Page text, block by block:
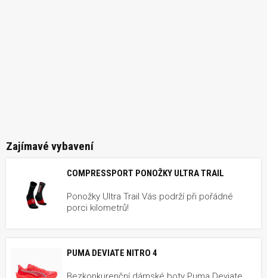
Zajímavé vybavení
COMPRESSPORT PONOŽKY ULTRA TRAIL
Ponožky Ultra Trail Vás podrží při pořádné
porci kilometrů!
PUMA DEVIATE NITRO 4